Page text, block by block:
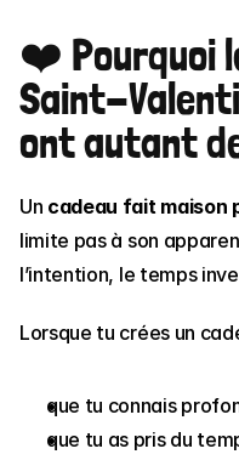
❤️ Pourquoi
Saint-
ont autant
Un cadeau fait maison
limite pas à son
l’intention, le temps
Lorsque tu crées un
que tu connais
que tu as pris du